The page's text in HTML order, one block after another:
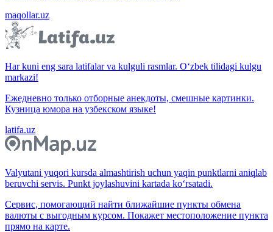
maqollar.uz
Har kuni eng sara latifalar va kulguli rasmlar. O‘zbek tilidagi kulgu
markazi!
Ежедневно только отборные анекдоты, смешные картинки.
Кузница юмора на узбекском языке!
latifa.uz
Valyutani yuqori kursda almashtirish uchun yaqin punktlarni aniqlab
beruvchi servis. Punkt joylashuvini kartada ko‘rsatadi.
Сервис, помогающий найти ближайшие пункты обмена
валюты с выгодным курсом. Покажет местоположение пункта
прямо на карте.